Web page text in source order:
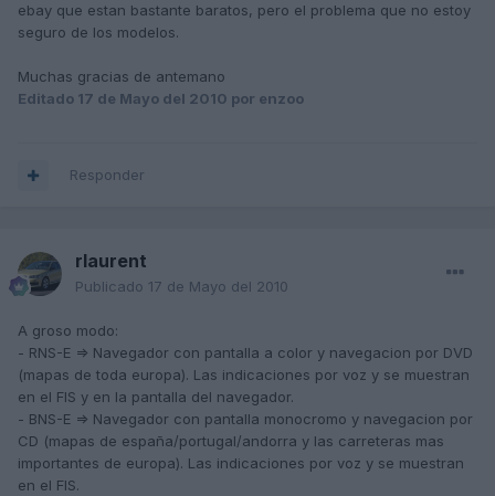
ebay que estan bastante baratos, pero el problema que no estoy
seguro de los modelos.
Muchas gracias de antemano
Editado 17 de Mayo del 2010 por enzoo
Responder
rlaurent
Publicado 17 de Mayo del 2010
A groso modo:
- RNS-E => Navegador con pantalla a color y navegacion por DVD
(mapas de toda europa). Las indicaciones por voz y se muestran
en el FIS y en la pantalla del navegador.
- BNS-E => Navegador con pantalla monocromo y navegacion por
CD (mapas de españa/portugal/andorra y las carreteras mas
importantes de europa). Las indicaciones por voz y se muestran
en el FIS.